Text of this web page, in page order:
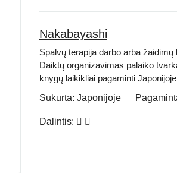
Nakabayashi
Spalvų terapija darbo arba žaidimų
Daiktų organizavimas palaiko
knygų laikikliai pagaminti
Sukurta: Japonijoje
Dalintis: